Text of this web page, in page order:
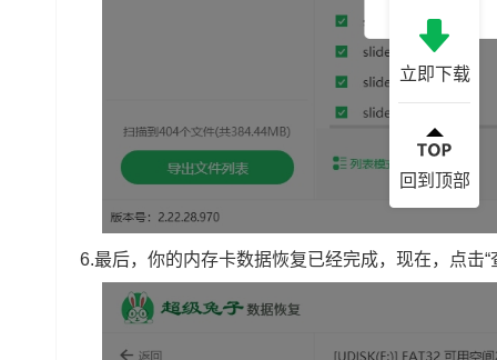
6.最后，你的内存卡数据恢复已经完成，现在，点击
立即下载
回到顶部